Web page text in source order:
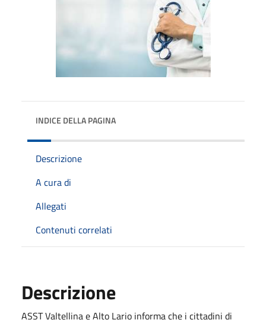
INDICE DELLA PAGINA
Descrizione
A cura di
Allegati
Contenuti correlati
Descrizione
ASST Valtellina e Alto Lario informa che i cittadini di